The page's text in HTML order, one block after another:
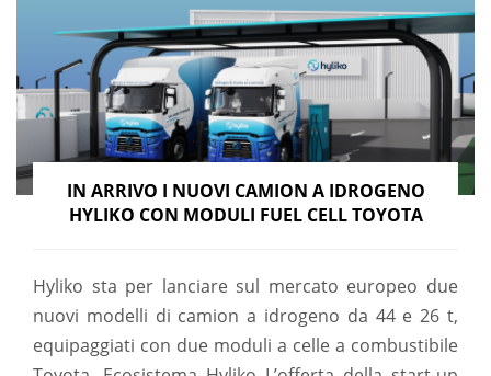
IN ARRIVO I NUOVI CAMION A IDROGENO
HYLIKO CON MODULI FUEL CELL TOYOTA
Hyliko sta per lanciare sul mercato europeo due
nuovi modelli di camion a idrogeno da 44 e 26 t,
equipaggiati con due moduli a celle a combustibile